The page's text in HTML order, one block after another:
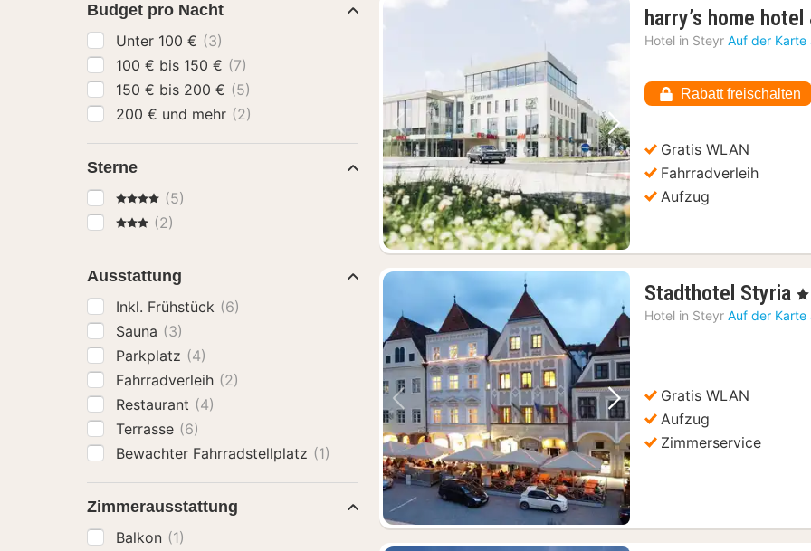
Vorheriges Bild Nächstes Bild
harry’s home
Hotel in Steyr Auf der Karte
Rabatt freischalten
Gratis WLAN
Fahrradverleih
Aufzug
Vorheriges Bild Nächstes Bild
Stadthotel Styria 1
, 4
Hotel in Steyr Auf der Karte
Gratis WLAN
Aufzug
Zimmerservice
Budget pro Nacht
Unter 100 € (3)
100 € bis 150 € (7)
150 € bis 200 € (5)
200 € und mehr (2)
Sterne
4 Sterne(5)
3 Sterne
(2)
Ausstattung
Inkl. Frühstück (6)
Sauna (3)
Parkplatz (4)
Fahrradverleih (2)
Restaurant (4)
Terrasse (6)
Bewachter Fahrradstellplatz (1)
Zimmerausstattung
Balkon (1)